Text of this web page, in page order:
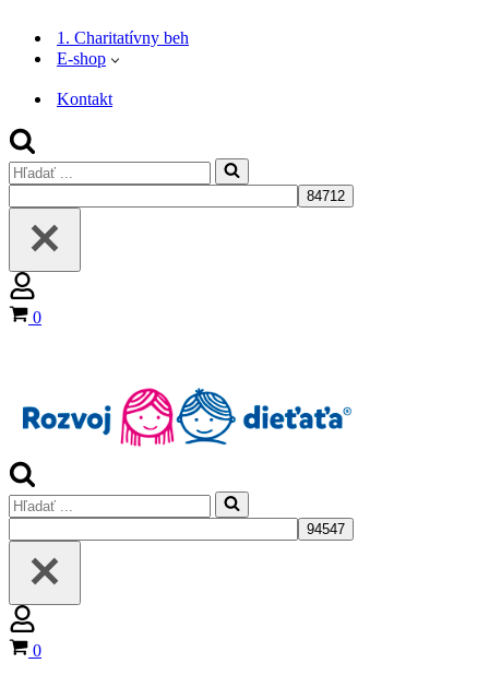
1. Charitatívny beh
E-shop
Kontakt
Search
for...
Košík
0
Search
for...
Košík
0